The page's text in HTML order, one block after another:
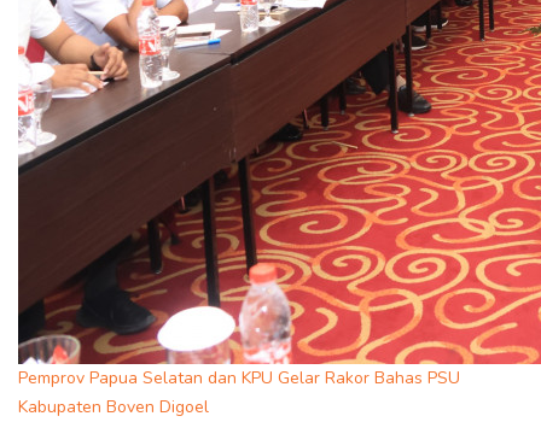
Pemprov Papua Selatan dan KPU Gelar Rakor Bahas PSU
Kabupaten Boven Digoel